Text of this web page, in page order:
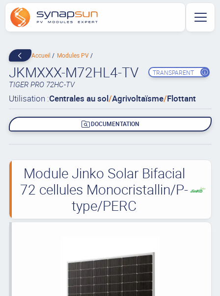
Accueil Modules PV
JKMXXX-M72HL4-TV TRANSPARENT
TIGER PRO 72HC-TV
Utilisation :Centrales au sol/Agrivoltaïsme/Flottant
DOCUMENTATION
Module Jinko Solar Bifacial
72 cellules Monocristallin/P-
type/PERC